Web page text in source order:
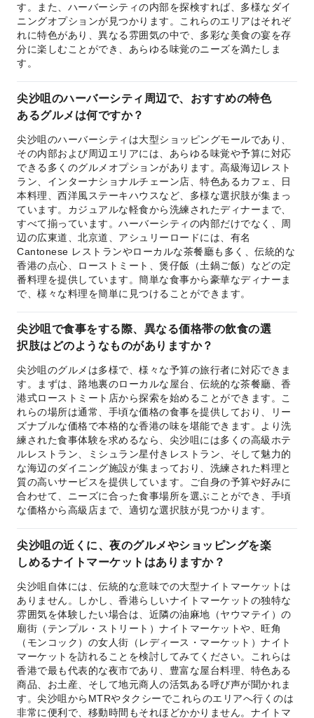
す。また、ハーバーシティの内部を探検すれば、多様なダイ
ニングオプションが見つかります。これらのエリアはそれぞ
れに特色があり、異なる雰囲気の中で、多彩な美食の宴を存
分に楽しむことができ、あらゆる味覚のニーズを満たしま
す。
尖沙咀のハーバーシティ周辺で、おすすめの特色
あるグルメは何ですか？
尖沙咀のハーバーシティは大型ショッピングモールであり、
その内部および周辺エリアには、あらゆる味覚や予算に対応
できる多くのグルメオプションがあります。高級海辺レスト
ラン、インターナショナルチェーン店、特色あるカフェ、日
本料理、西洋風ステーキハウスなど、多様な選択肢が集まっ
ています。カジュアルな軽食から洗練されたディナーまで、
すべて揃っています。ハーバーシティの内部だけでなく、周
辺の広東道、北京道、アシュリーロードには、有名
Cantonese レストランやローカルな茶餐廳も多く、伝統的な
香港の点心、ローストミート、煲仔飯（土鍋ご飯）などの定
番料理を提供しています。簡単な食事から豪華なディナーま
で、様々な料理を簡単に見つけることができます。
尖沙咀で食事をする際、異なる価格帯の飲食の選
択肢はどのようなものがありますか？
尖沙咀のグルメは多様で、様々な予算の旅行者に対応できま
す。まずは、路地裏のローカルな屋台、伝統的な茶餐廳、香
港式ローストミート店から探索を始めることができます。こ
れらの場所は通常、手頃な価格の食事を提供しており、リー
ズナブルな価格で本格的な香港の味を堪能できます。より洗
練された食事体験を求めるなら、尖沙咀には多くの高級ホテ
ルレストラン、ミシュラン星付きレストラン、そして魅力的
な海辺のダイニング施設が集まっており、洗練された料理と
質の高いサービスを提供しています。ご自身の予算や好みに
合わせて、ニーズに合った食事場所を選ぶことができ、手頃
な価格から高級店まで、適切な選択肢が見つかります。
尖沙咀の近くに、夜のグルメやショッピングを楽
しめるナイトマーケットはありますか？
尖沙咀自体には、伝統的な意味での大型ナイトマーケットは
ありません。しかし、香港らしいナイトマーケットの独特な
雰囲気を体験したい場合は、近隣の油麻地（ヤウマテイ）の
廟街（テンプル・ストリート）ナイトマーケットや、旺角
（モンコック）の女人街（レディース・マーケット）ナイト
マーケットを訪れることを検討してみてください。これらは
香港で最も代表的な夜市であり、豊富な屋台料理、特色ある
商品、お土産、そして地元商人の活気ある呼び声が聞かれま
す。尖沙咀からMTRやタクシーでこれらのエリアへ行くのは
非常に便利で、移動時間もそれほどかかりません。ナイトマ